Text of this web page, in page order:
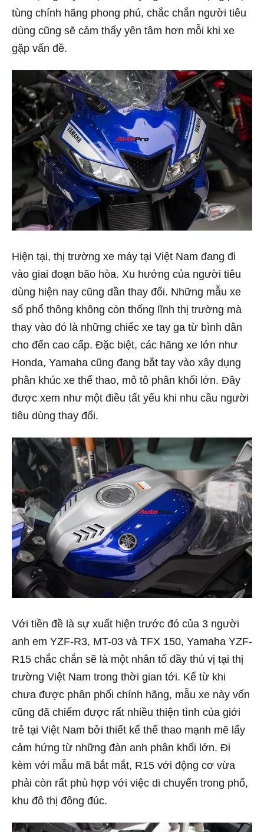
tùng chính hãng phong phú, chắc chắn người tiêu
dùng cũng sẽ cảm thấy yên tâm hơn mỗi khi xe
gặp vấn đề.
Hiện tại, thị trường xe máy tại Việt Nam đang đi
vào giai đoạn bão hòa. Xu hướng của người tiêu
dùng hiện nay cũng dần thay đổi. Những mẫu xe
số phổ thông không còn thống lĩnh thị trường mà
thay vào đó là những chiếc xe tay ga từ bình dân
cho đến cao cấp. Đặc biệt, các hãng xe lớn như
Honda, Yamaha cũng đang bắt tay vào xây dụng
phân khúc xe thể thao, mô tô phân khối lớn. Đây
được xem như một điều tất yếu khi nhu cầu người
tiêu dùng thay đổi.
Với tiền đề là sự xuất hiện trước đó của 3 người
anh em YZF-R3, MT-03 và TFX 150, Yamaha YZF-
R15 chắc chắn sẽ là một nhân tố đầy thú vị tại thị
trường Việt Nam trong thời gian tới. Kể từ khi
chưa được phân phối chính hãng, mẫu xe này vốn
cũng đã chiếm được rất nhiều thiện tình của giới
trẻ tại Việt Nam bởi thiết kế thể thao mạnh mẽ lấy
cảm hứng từ những đàn anh phân khối lớn. Đi
kèm với mẫu mã bắt mắt, R15 với động cơ vừa
phải còn rất phù hợp với việc di chuyển trong phố,
khu đô thị đông đúc.